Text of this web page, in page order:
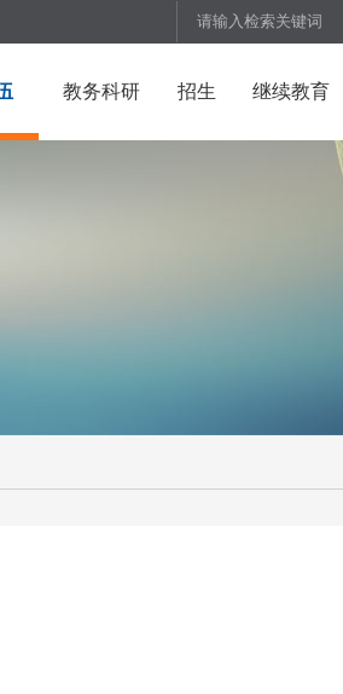
教务科研 招生 继续教育